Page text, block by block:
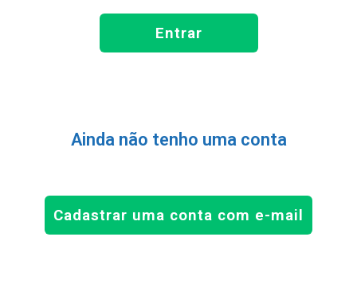
Entrar
Ainda não tenho uma conta
Cadastrar uma conta com e-mail